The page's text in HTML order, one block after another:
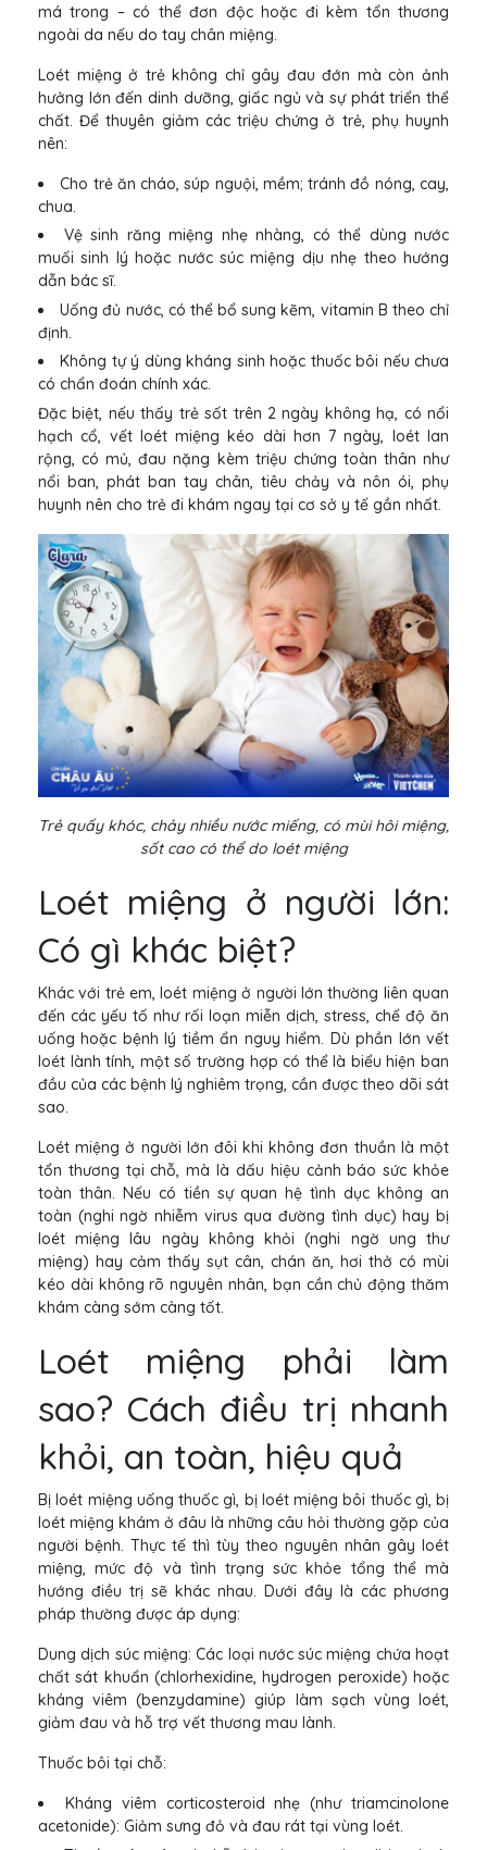
má trong – có thể đơn độc hoặc đi kèm tổn thương
ngoài da nếu do tay chân miệng.
Loét miệng ở trẻ không chỉ gây đau đớn mà còn ảnh
hưởng lớn đến dinh dưỡng, giấc ngủ và sự phát triển thể
chất. Để thuyên giảm các triệu chứng ở trẻ, phụ huynh
nên:
Cho trẻ ăn cháo, súp nguội, mềm; tránh đồ nóng, cay,
chua.
Vệ sinh răng miệng nhẹ nhàng, có thể dùng nước
muối sinh lý hoặc nước súc miệng dịu nhẹ theo hướng
dẫn bác sĩ.
Uống đủ nước, có thể bổ sung kẽm, vitamin B theo chỉ
định.
Không tự ý dùng kháng sinh hoặc thuốc bôi nếu chưa
có chẩn đoán chính xác.
Đặc biệt, nếu thấy trẻ sốt trên 2 ngày không hạ, có nổi
hạch cổ, vết loét miệng kéo dài hơn 7 ngày, loét lan
rộng, có mủ, đau nặng kèm triệu chứng toàn thân như
nổi ban, phát ban tay chân, tiêu chảy và nôn ói, phụ
huynh nên cho trẻ đi khám ngay tại cơ sở y tế gần nhất.
Trẻ quấy khóc, chảy nhiều nước miếng, có mùi hôi miệng,
sốt cao có thể do loét miệng
Loét miệng ở người lớn:
Có gì khác biệt?
Khác với trẻ em, loét miệng ở người lớn thường liên quan
đến các yếu tố như rối loạn miễn dịch, stress, chế độ ăn
uống hoặc bệnh lý tiềm ẩn nguy hiểm. Dù phần lớn vết
loét lành tính, một số trường hợp có thể là biểu hiện ban
đầu của các bệnh lý nghiêm trọng, cần được theo dõi sát
sao.
Loét miệng ở người lớn đôi khi không đơn thuần là một
tổn thương tại chỗ, mà là dấu hiệu cảnh báo sức khỏe
toàn thân. Nếu có tiền sự quan hệ tình dục không an
toàn (nghi ngờ nhiễm virus qua đường tình dục) hay bị
loét miệng lâu ngày không khỏi (nghi ngờ ung thư
miệng) hay cảm thấy sụt cân, chán ăn, hơi thở có mùi
kéo dài không rõ nguyên nhân, bạn cần chủ động thăm
khám càng sớm càng tốt.
Loét miệng phải làm
sao? Cách điều trị nhanh
khỏi, an toàn, hiệu quả
Bị loét miệng uống thuốc gì, bị loét miệng bôi thuốc gì, bị
loét miệng khám ở đâu là những câu hỏi thường gặp của
người bệnh. Thực tế thì tùy theo nguyên nhân gây loét
miệng, mức độ và tình trạng sức khỏe tổng thể mà
hướng điều trị sẽ khác nhau. Dưới đây là các phương
pháp thường được áp dụng:
Dung dịch súc miệng: Các loại nước súc miệng chứa hoạt
chất sát khuẩn (chlorhexidine, hydrogen peroxide) hoặc
kháng viêm (benzydamine) giúp làm sạch vùng loét,
giảm đau và hỗ trợ vết thương mau lành.
Thuốc bôi tại chỗ:
Kháng viêm corticosteroid nhẹ (như triamcinolone
acetonide): Giảm sưng đỏ và đau rát tại vùng loét.